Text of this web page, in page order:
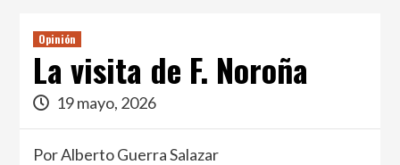
Opinión
La visita de F. Noroña
19 mayo, 2026
Por Alberto Guerra Salazar